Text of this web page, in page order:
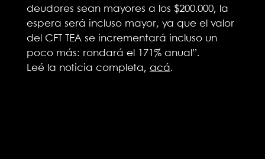
deudores sean mayores a los $200.000, la
espera será incluso mayor, ya que el valor
del CFT TEA se incrementará incluso un
poco más: rondará el 171% anual”.
Leé la noticia completa, acá.